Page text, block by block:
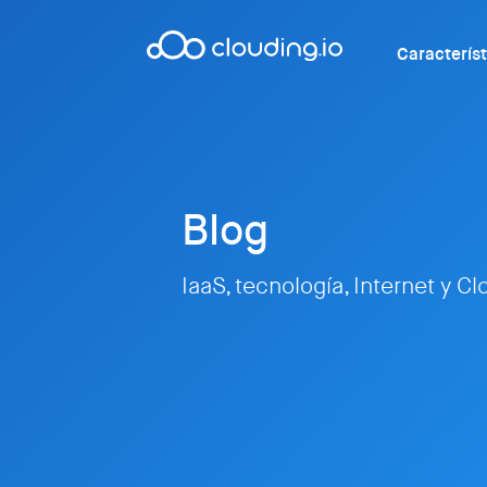
Blog
IaaS, tecnología, Internet y